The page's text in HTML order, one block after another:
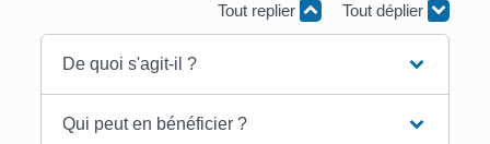
Tout replier Tout déplier
De quoi s'agit-il ?
Qui peut en bénéficier ?